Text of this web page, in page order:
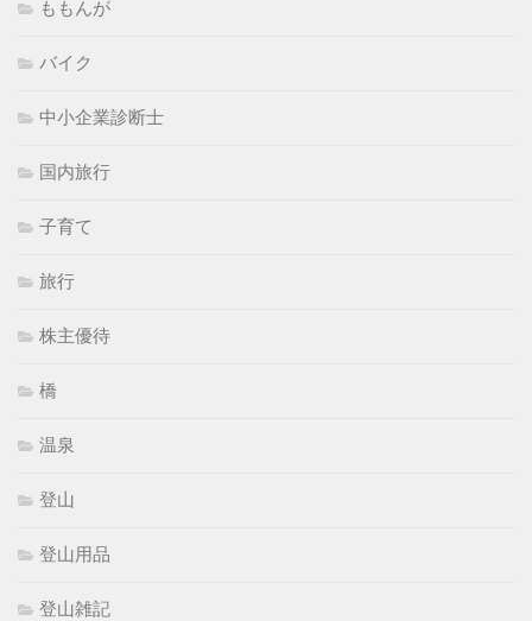
ももんが
バイク
中小企業診断士
国内旅行
子育て
旅行
株主優待
橋
温泉
登山
登山用品
登山雑記